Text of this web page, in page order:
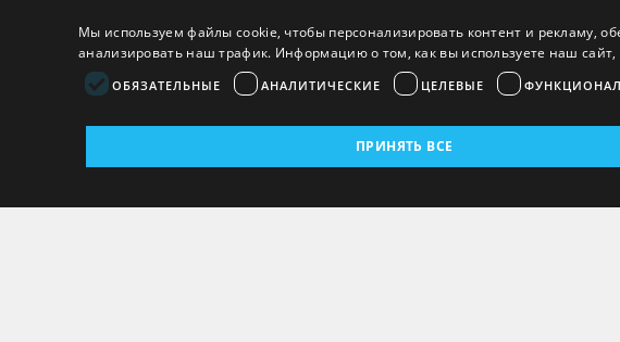
Мы используем файлы cookie, чтобы персонализировать контент и рекламу,
анализировать наш трафик. Информацию о том, как вы используете наш
ОБЯЗАТЕЛЬНЫЕ АНАЛИТИЧЕСКИЕ ЦЕЛЕВЫЕ
ПРИНЯТЬ ВСЕ